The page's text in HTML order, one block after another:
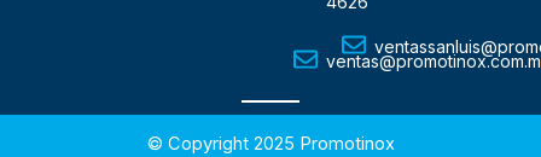
© Copyright 2025 Promotinox